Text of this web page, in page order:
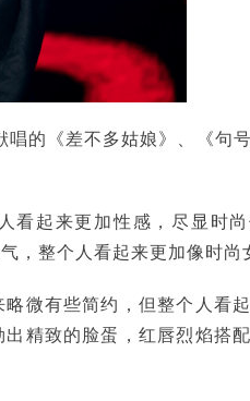
的《差不多姑娘》、《句
看起来更加性感，尽显时尚
，整个人看起来更加像时尚
微有些简约，但整个人看
精致的脸蛋，红唇烈焰搭